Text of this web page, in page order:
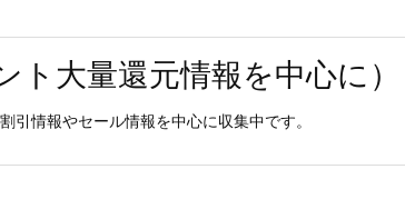
大量還元情報を中心に）
情報やセール情報を中心に収集中です。